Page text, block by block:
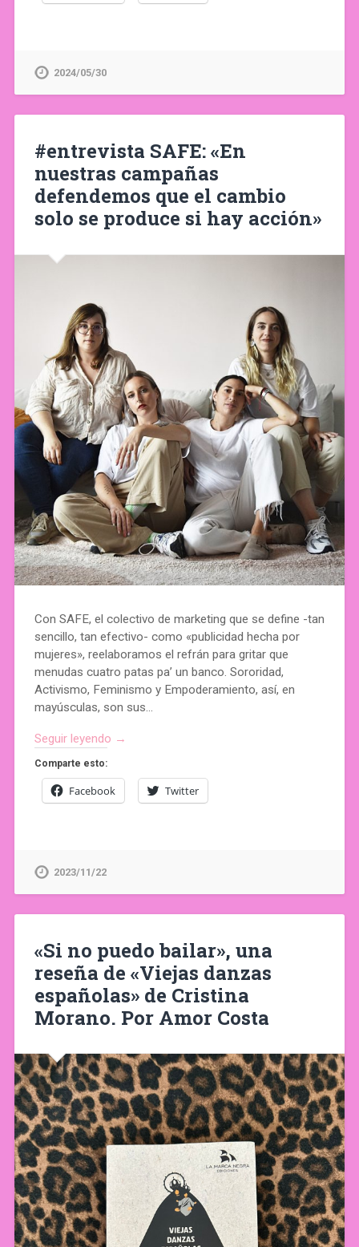
2024/05/30
#entrevista SAFE: «En
nuestras campañas
defendemos que el cambio
solo se produce si hay acción»
Con SAFE, el colectivo de marketing que se define -tan
sencillo, tan efectivo- como «publicidad hecha por
mujeres», reelaboramos el refrán para gritar que
menudas cuatro patas pa’ un banco. Sororidad,
Activismo, Feminismo y Empoderamiento, así, en
mayúsculas, son sus…
Seguir leyendo →
Comparte esto:
Facebook Twitter
2023/11/22
«Si no puedo bailar», una
reseña de «Viejas danzas
españolas» de Cristina
Morano. Por Amor Costa